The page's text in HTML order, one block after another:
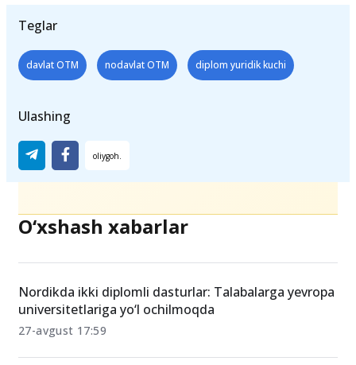
Teglar
davlat OTM
Ulashing
O‘xshash xabarlar